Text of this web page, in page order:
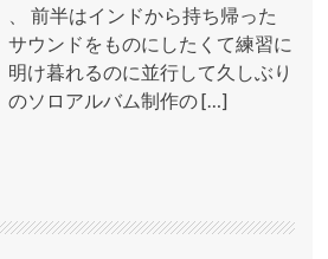
、 前半はインドから持ち帰った
サウンドをものにしたくて練習に
明け暮れるのに並行して久しぶり
のソロアルバム制作の […]